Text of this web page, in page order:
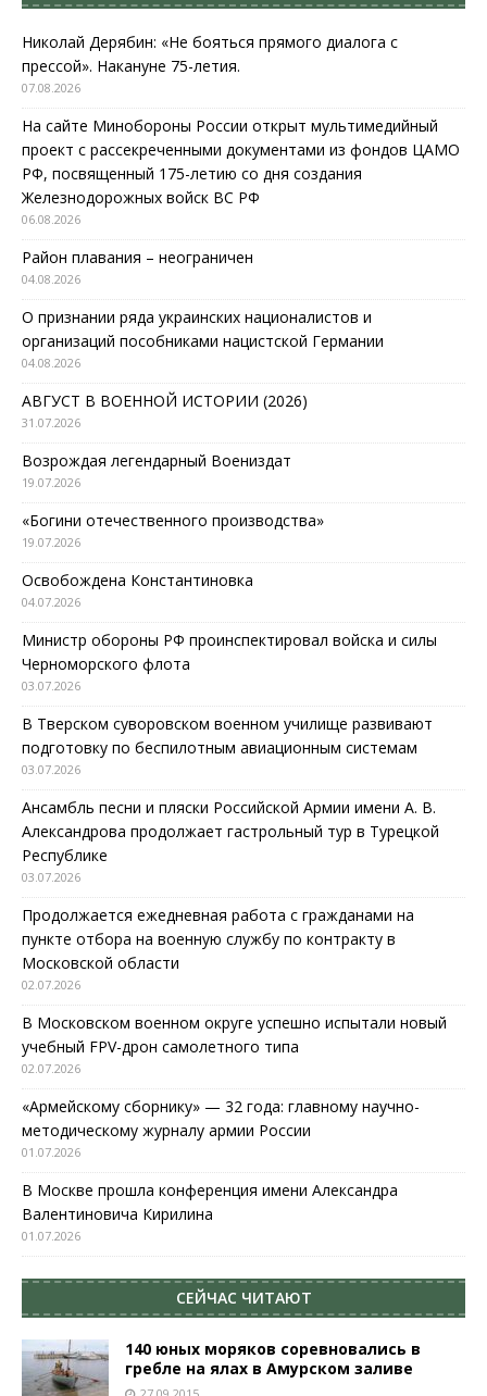
Николай Дерябин: «Не бояться прямого диалога с
прессой». Накануне 75-летия.
07.08.2026
На сайте Минобороны России открыт мультимедийный
проект с рассекреченными документами из фондов ЦАМО
РФ, посвященный 175-летию со дня создания
Железнодорожных войск ВС РФ
06.08.2026
Район плавания – неограничен
04.08.2026
О признании ряда украинских националистов и
организаций пособниками нацистской Германии
04.08.2026
АВГУСТ В ВОЕННОЙ ИСТОРИИ (2026)
31.07.2026
Возрождая легендарный Воениздат
19.07.2026
«Богини отечественного производства»
19.07.2026
Освобождена Константиновка
04.07.2026
Министр обороны РФ проинспектировал войска и силы
Черноморского флота
03.07.2026
В Тверском суворовском военном училище развивают
подготовку по беспилотным авиационным системам
03.07.2026
Ансамбль песни и пляски Российской Армии имени А. В.
Александрова продолжает гастрольный тур в Турецкой
Республике
03.07.2026
Продолжается ежедневная работа с гражданами на
пункте отбора на военную службу по контракту в
Московской области
02.07.2026
В Московском военном округе успешно испытали новый
учебный FPV-дрон самолетного типа
02.07.2026
«Армейскому сборнику» — 32 года: главному научно-
методическому журналу армии России
01.07.2026
В Москве прошла конференция имени Александра
Валентиновича Кирилина
01.07.2026
СЕЙЧАС ЧИТАЮТ
140 юных моряков соревновались в
гребле на ялах в Амурском заливе